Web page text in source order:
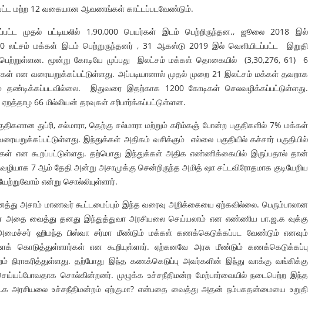
மற்ற 12 வகையான ஆவணங்கள் காட்டப்படவேண்டும்.
முதல் பட்டியலில் 1,90,000 பெயர்கள் இடம் பெற்றிருந்தன., ஜூலை 2018 இல்
லட்சம் மக்கள் இடம் பெற்றுருந்தனர் , 31 ஆகஸ்டு 2019 இல் வெளியிடப்பட்ட இறுதி
பெற்றுள்ளன. மூன்று கோடியே முப்பது இலட்சம் மக்கள் தொகையில் (3,30,276, 61) 6
என வரையறுக்கப்பட்டுள்ளது. அப்படியானால் முதல் முறை 21 இலட்சம் மக்கள் தவறாக
தண்டிக்கப்படவில்லை. இதுவரை இதற்காக 1200 கோடிகள் செலவழிக்கப்பட்டுள்ளது.
66 மில்லியன் தரவுகள் சரிபார்க்கப்பட்டுள்ளன.
துப்ரி, சல்மாரா, தெற்கு சல்மாரா மற்றும் கரிம்கஞ் போன்ற பகுதிகளில் 7% மக்கள்
இந்துக்கள் அதிகம் வசிக்கும் எல்லை பகுதியில் கச்சார் பகுதியில்
என கூறப்பட்டுள்ளது. தற்பொது இந்துக்கள் அதிக எண்ணிக்கையில் இருப்பதால் தான்
7 ஆம் தேதி அன்று அசாமுக்கு சென்றிருந்த அமித் ஷா சட்டவிரோதமாக குடியேறிய
என்று சொல்லியுள்ளார்.
அசாம் மாணவர் கூட்டமைப்பும் இந்த வரைவு அறிக்கையை ஏற்கவில்லை. பெரும்பாலான
அதை வைத்து தனது இந்துத்துவா அரசியலை செய்யலாம் என எண்ணிய பா.ஜ.க வுக்கு
ஹிமந்த பிஸ்வா சர்மா மீண்டும் மக்கள் கணக்கெடுக்கப்பட வேண்டும் எனவும்
கொடுத்துள்ளார்கள் என கூறியுள்ளார். ஏற்கனவே அரசு மீண்டும் கணக்கெடுக்கப்பு
தற்போது இந்த கணக்கெடுப்பு அவர்களின் இந்து வாக்கு வங்கிக்கு
சொல்கின்றனர். முழுக்க உச்சநீதிமன்ற மேற்பார்வையில் நடைபெற்ற இந்த
அரசியலை உச்சநீதிமன்றம் ஏற்குமா? என்பதை வைத்து அதன் நம்பகதன்மையை உறுதி